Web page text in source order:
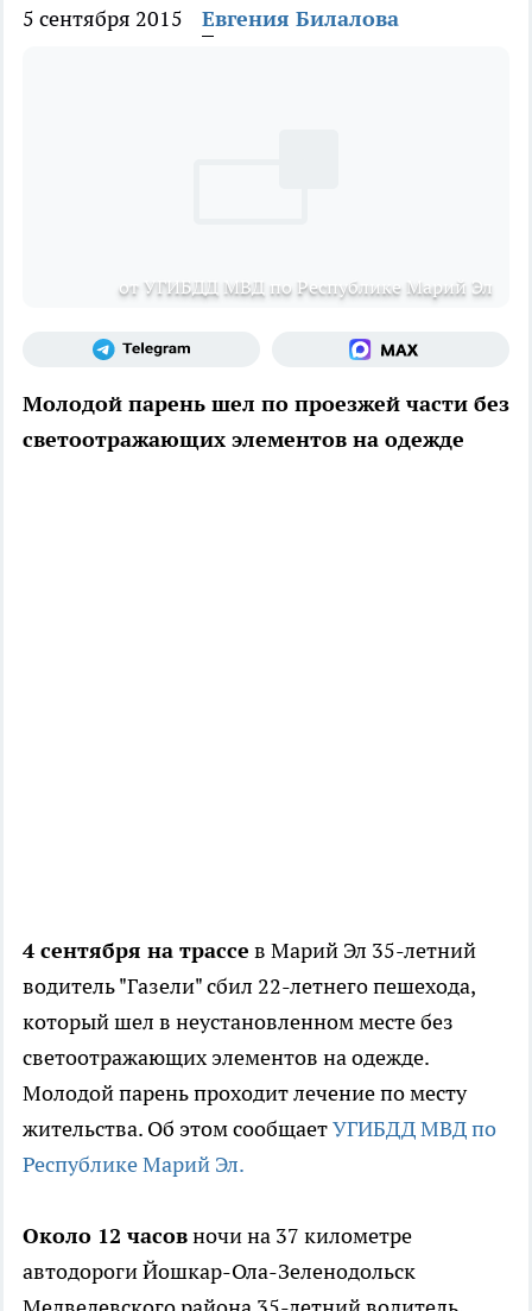
5 сентября 2015 Евгения Билалова
от УГИБДД МВД по Республике Марий Эл
Молодой парень шел по проезжей части без
светоотражающих элементов на одежде
4 сентября на трассе в Марий Эл 35-летний
водитель "Газели" сбил 22-летнего пешехода,
который шел в неустановленном месте без
светоотражающих элементов на одежде.
Молодой парень проходит лечение по месту
жительства. Об этом сообщаетУГИБДД МВД по
Республике Марий Эл.
Около 12 часовночи на 37 километре
автодороги Йошкар-Ола-Зеленодольск